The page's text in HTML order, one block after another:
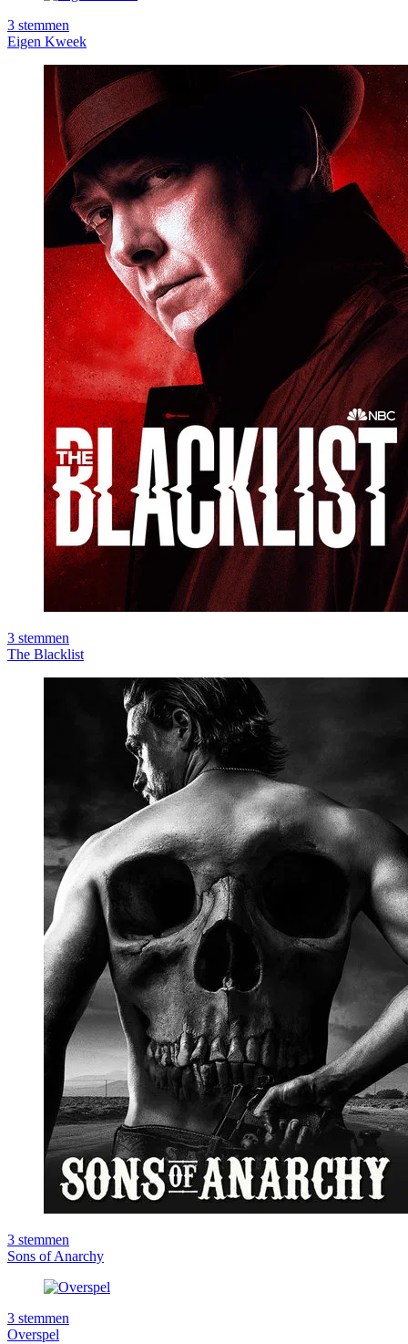
3 stemmen
Eigen Kweek
3 stemmen
The Blacklist
3 stemmen
Sons of Anarchy
3 stemmen
Overspel